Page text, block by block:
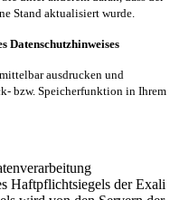
Stand aktualisiert wurde.
Datenschutzhinweises
ausdrucken und
bzw. Speicherfunktion in Ihrem
Haftpflichtsiegels der Exali